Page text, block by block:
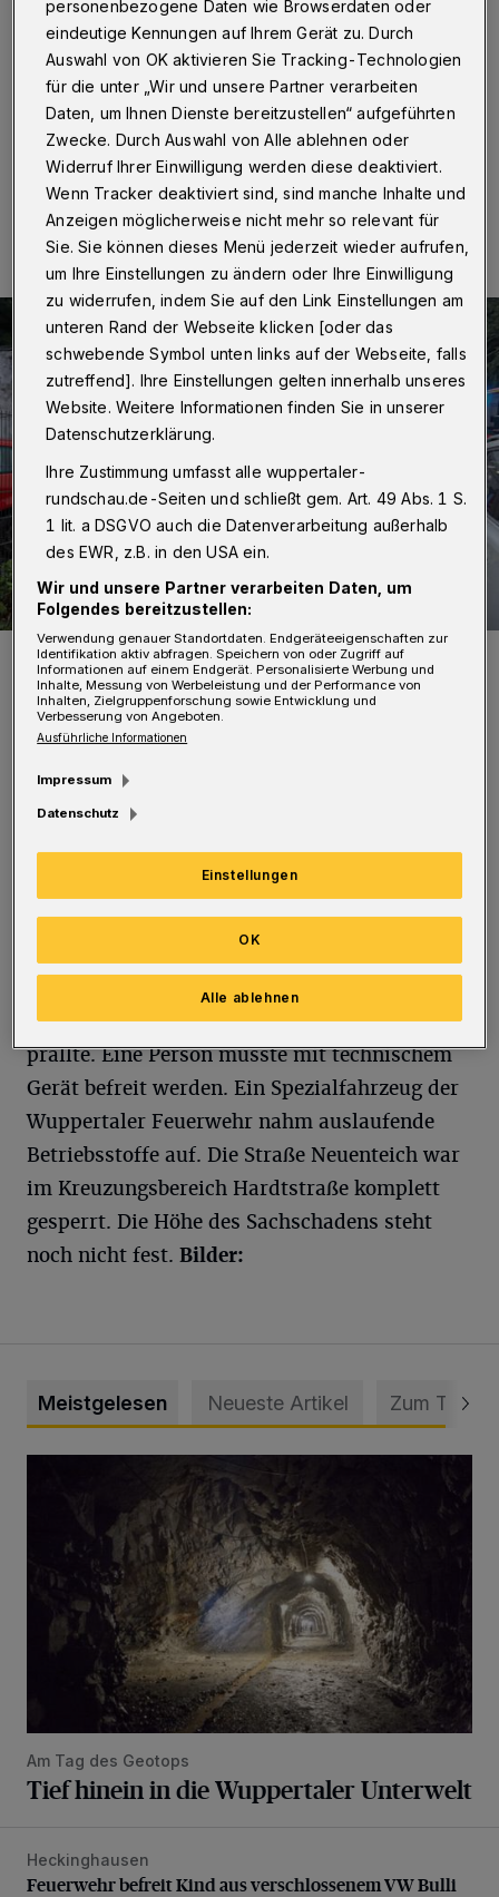
Wuppertal·Bei einem Verkehrsunfall am Elberfelder
Neuenteich sind am Mittwochabend (17. Juni 2020)
zwei Personen verletzt worden.
17.06.2020 , 22:45 Uhr Eine Minute Lesezeit
Rund drei Stunden waren Feuerwehr und Polizei im Einsatz.
Foto: Christoph Petersen
Nach ersten Informationen hatte ein Fahrer,
der mit seinem Wagen aus der Hardtstraße
auf den Neuenteich abbog, ein Auto übersehen.
Der Pkw kollidierte zunächst mit einem
eines Fahrzeughändlers, ehe er gegen zwei
abgestellte und zum Verkauf angebotene Autos
prallte. Eine Person musste mit technischem
Gerät befreit werden. Ein Spezialfahrzeug der
Wuppertaler Feuerwehr nahm auslaufende
Betriebsstoffe auf. Die Straße Neuenteich war
im Kreuzungsbereich Hardtstraße komplett
gesperrt. Die Höhe des Sachschadens steht
noch nicht fest. Bilder:
Meistgelesen Neueste Artikel Zum Thema
Am Tag des Geotops
Tief hinein in die Wuppertaler Unterwelt
Feuerwehr befreit Kind aus verschlossenem VW Bulli
Heckinghausen
Feuerwehr befreit Kind aus verschlossenem VW Bulli
personenbezogene Daten wie Browserdaten oder
eindeutige Kennungen auf Ihrem Gerät zu. Durch
Auswahl von OK aktivieren Sie Tracking-Technologien
für die unter „Wir und unsere Partner verarbeiten
Daten, um Ihnen Dienste bereitzustellen“ aufgeführten
Zwecke. Durch Auswahl von Alle ablehnen oder
Widerruf Ihrer Einwilligung werden diese deaktiviert.
Wenn Tracker deaktiviert sind, sind manche Inhalte und
Anzeigen möglicherweise nicht mehr so relevant für
Sie. Sie können dieses Menü jederzeit wieder aufrufen,
um Ihre Einstellungen zu ändern oder Ihre Einwilligung
zu widerrufen, indem Sie auf den Link Einstellungen am
unteren Rand der Webseite klicken [oder das
schwebende Symbol unten links auf der Webseite, falls
zutreffend]. Ihre Einstellungen gelten innerhalb unseres
Website. Weitere Informationen finden Sie in unserer
Datenschutzerklärung.
Ihre Zustimmung umfasst alle wuppertaler-
rundschau.de-Seiten und schließt gem. Art. 49 Abs. 1 S.
1 lit. a DSGVO auch die Datenverarbeitung außerhalb
des EWR, z.B. in den USA ein.
Wir und unsere Partner verarbeiten Daten, um
Folgendes bereitzustellen:
Verwendung genauer Standortdaten. Endgeräteeigenschaften zur
Identifikation aktiv abfragen. Speichern von oder Zugriff auf
Informationen auf einem Endgerät. Personalisierte Werbung und
Inhalte, Messung von Werbeleistung und der Performance von
Inhalten, Zielgruppenforschung sowie Entwicklung und
Verbesserung von Angeboten.
Ausführliche Informationen
Impressum
Datenschutz
Einstellungen
Alle ablehnen
OK